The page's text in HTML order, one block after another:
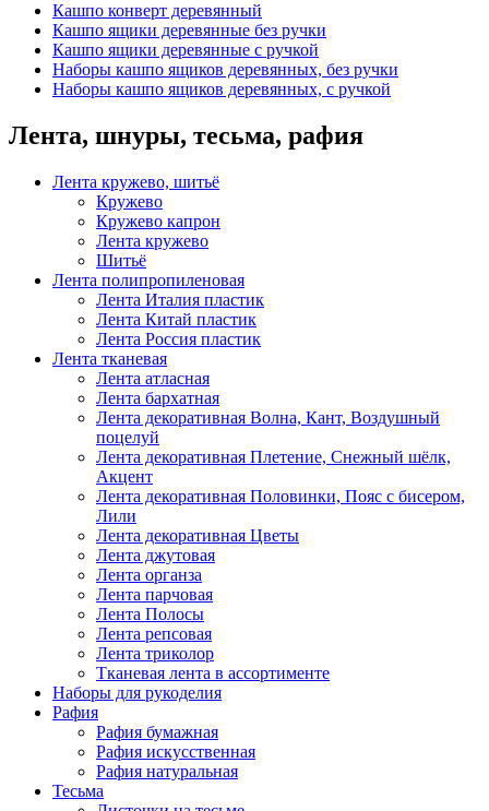
Кашпо конверт деревянный
Кашпо ящики деревянные без ручки
Кашпо ящики деревянные с ручкой
Наборы кашпо ящиков деревянных, без ручки
Наборы кашпо ящиков деревянных, с ручкой
Лента, шнуры, тесьма, рафия
Лента кружево, шитьё
Кружево
Кружево капрон
Лента кружево
Шитьё
Лента полипропиленовая
Лента Италия пластик
Лента Китай пластик
Лента Россия пластик
Лента тканевая
Лента атласная
Лента бархатная
Лента декоративная Волна, Кант, Воздушный
поцелуй
Лента декоративная Плетение, Снежный шёлк,
Акцент
Лента декоративная Половинки, Пояс с бисером,
Лили
Лента декоративная Цветы
Лента джутовая
Лента органза
Лента парчовая
Лента Полосы
Лента репсовая
Лента триколор
Тканевая лента в ассортименте
Наборы для рукоделия
Рафия
Рафия бумажная
Рафия искусственная
Рафия натуральная
Тесьма